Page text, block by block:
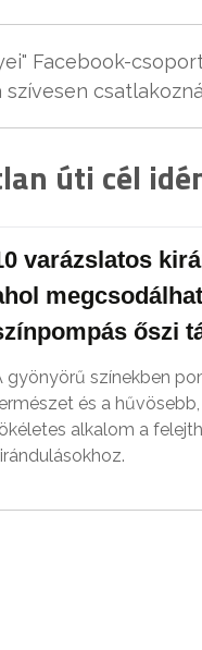
Facebook-
úti cél
varázslatos
őszi
gyönyörű színekben
és a
alkalom a